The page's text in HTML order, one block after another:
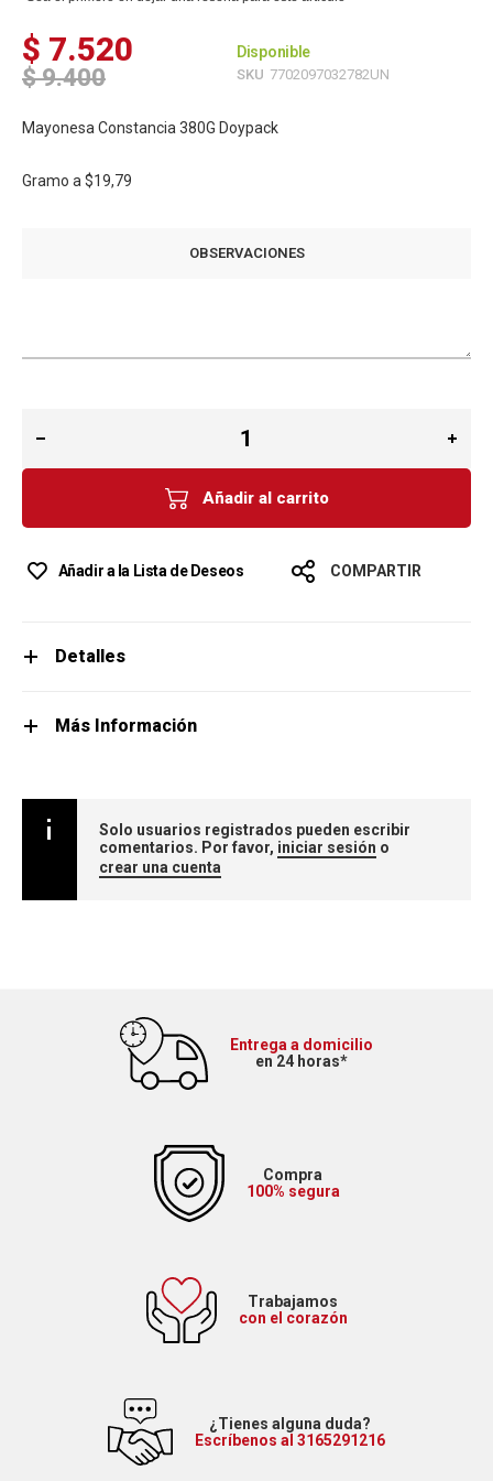
$ 7.520
$ 9.400
Disponible
SKU 7702097032782UN
Mayonesa Constancia 380G Doypack
Gramo a $19,79
OBSERVACIONES
Añadir al carrito
Añadir a la Lista de Deseos COMPARTIR
Detalles
Más Información
Solo usuarios registrados pueden escribir
comentarios. Por favor, iniciar sesión o
crear una cuenta
Entrega a domicilio
en 24 horas*
Compra
100% segura
Trabajamos
con el corazón
¿Tienes alguna duda?
Escríbenos al 3165291216